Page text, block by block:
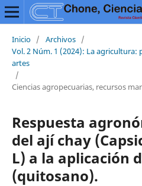
Inicio / Archivos /
Vol. 2 Núm. 1 (2024): La agricultura:
artes
/
Ciencias agropecuarias, recursos
Respuesta
del ají chay
L) a la aplicación
(quitosano).